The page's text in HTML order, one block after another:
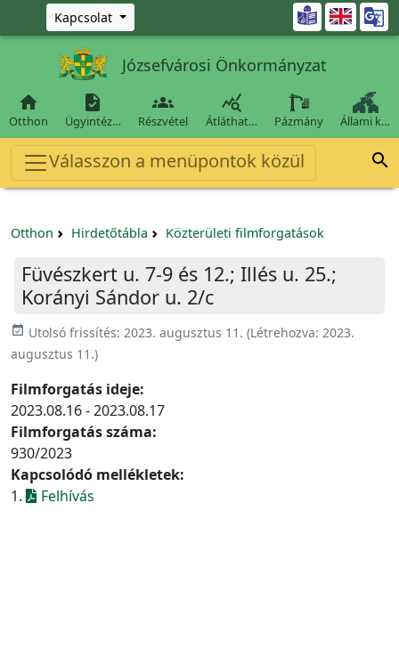
Ugrás a fő tartalomra
Kapcsolat 
Józsefvárosi Önkormányzat

Otthon

Ügyintéz…

Részvétel

Átláthat… Pázmány Állami k…
Válasszon a menüpontok közül 
Otthon Hirdetőtábla Közterületi filmforgatások
Füvészkert u. 7-9 és 12.; Illés u. 25.;
Korányi Sándor u. 2/c
event_available Utolsó frissítés: 2023. augusztus 11. (Létrehozva: 2023.
augusztus 11.)
Filmforgatás ideje:
2023.08.16 - 2023.08.17
Filmforgatás száma:
930/2023
Kapcsolódó mellékletek:
1.
Felhívás